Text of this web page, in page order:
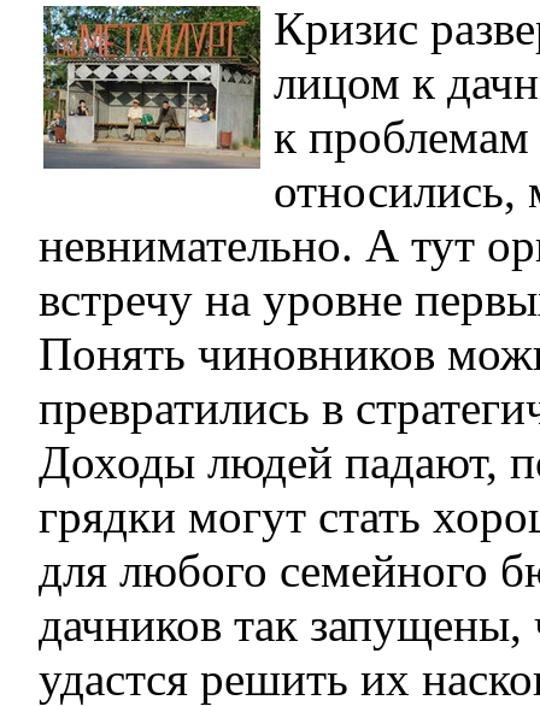
Кризис
лицом к
к проблемам
относились,
невнимательно. А тут
встречу на уровне
Понять чиновников
превратились в
Доходы людей падают,
грядки могут стать
для любого семейного
дачников так запущены,
удастся решить их